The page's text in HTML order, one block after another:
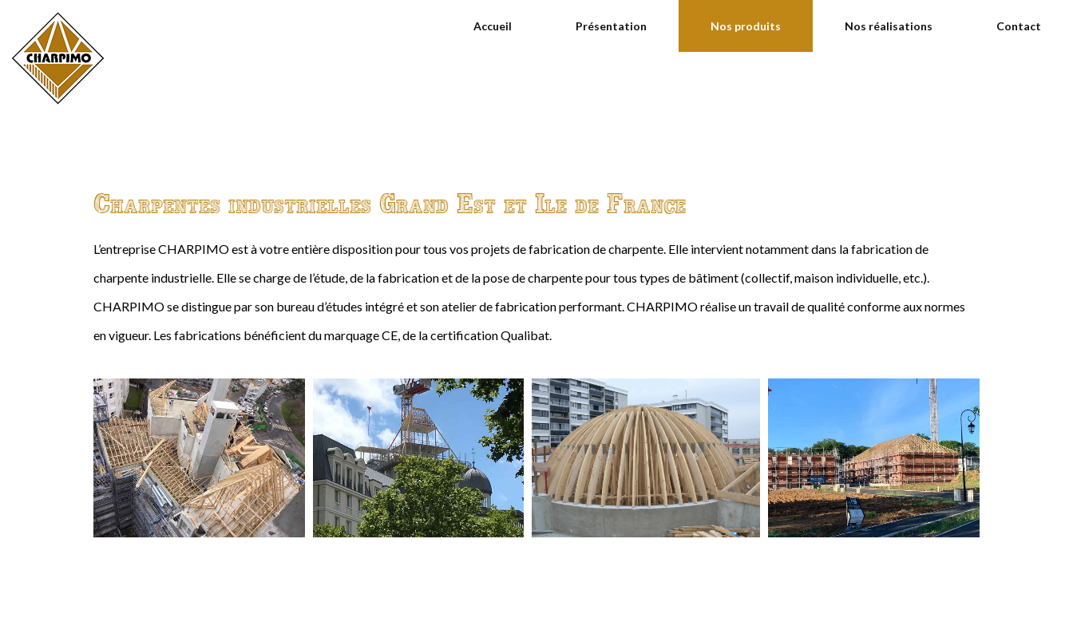
Accueil Présentation Nos produits Nos réalisations Contact
Charpentes industrielles Grand Est et Ile de France
L’entreprise CHARPIMO est à votre entière disposition pour tous vos projets de fabrication de charpente. Elle intervient notamment dans la fabrication de
charpente industrielle. Elle se charge de l’étude, de la fabrication et de la pose de charpente pour tous types de bâtiment (collectif, maison individuelle, etc.).
CHARPIMO se distingue par son bureau d’études intégré et son atelier de fabrication performant. CHARPIMO réalise un travail de qualité conforme aux normes
en vigueur. Les fabrications bénéficient du marquage CE, de la certification Qualibat.